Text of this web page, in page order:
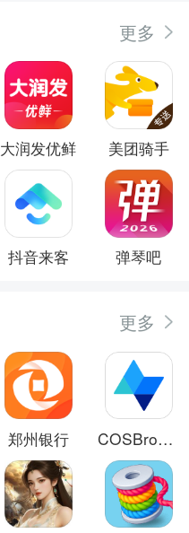
更多
大润发优鲜 美团骑手
抖音来客 弹琴吧
更多
郑州银行 COSBrowser